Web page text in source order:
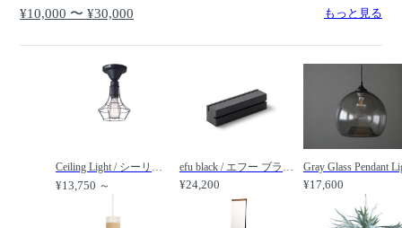
¥10,000 〜 ¥30,000 もっと見る
Ceiling Light / シーリングライト #28533 / FLYMEe Factory / フライミーファクトリー
¥13,750 ～
efu black / エフー ブラック ショート / FLYMEe accessoire / フライミーアクセソワ
¥24,200 ¥17,600